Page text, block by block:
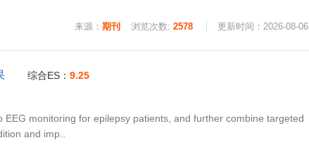
来源： 期刊 浏览次数: 2578 更新时间：2026-08-06
综合ES： 9.25
monitoring for epilepsy patients, and further combine targeted
and imp..